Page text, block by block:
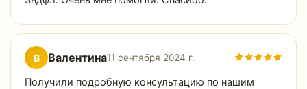
В Валентина11 сентября 2024 г.
Получили подробную консультацию по нашим